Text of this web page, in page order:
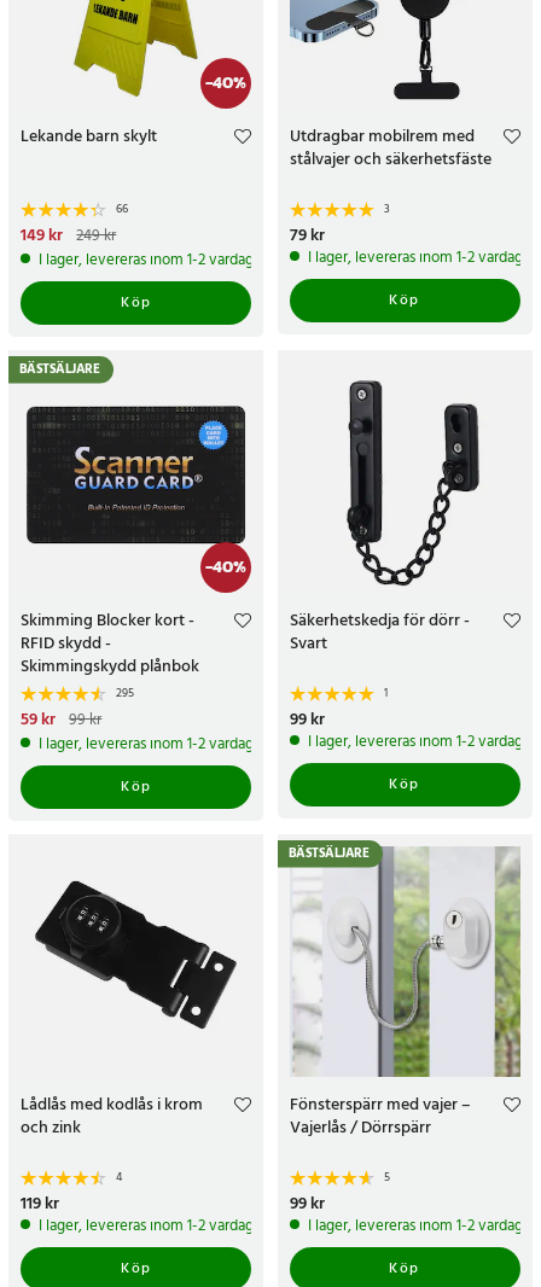
-40%
Lekande barn skylt
66
Nuvarande pris
pris:249 kr
149 kr 249 kr
I lager, levereras inom 1-2 vardagar
Köp
Utdragbar mobilrem med
stålvajer och säkerhetsfäste
3
Pris:
79 kr
I lager, levereras inom 1-2 vardagar
Köp
-40%
BÄSTSÄLJARE
Skimming Blocker kort -
RFID skydd -
Skimmingskydd plånbok
295
Nuvarande pris
pris:99 kr
59 kr 99 kr
I lager, levereras inom 1-2 vardagar
Köp
Säkerhetskedja för dörr -
Svart
1
Pris:
99 kr
I lager, levereras inom 1-2 vardagar
Köp
Lådlås med kodlås i krom
och zink
4
Pris:119 kr
119 kr
I lager, levereras inom 1-2 vardagar
Köp
BÄSTSÄLJARE
Fönsterspärr med vajer –
Vajerlås / Dörrspärr
5
Pris:
99 kr
I lager, levereras inom 1-2 vardagar
Köp